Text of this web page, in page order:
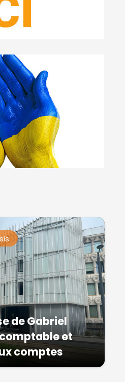
de Gabriel
et
comptes